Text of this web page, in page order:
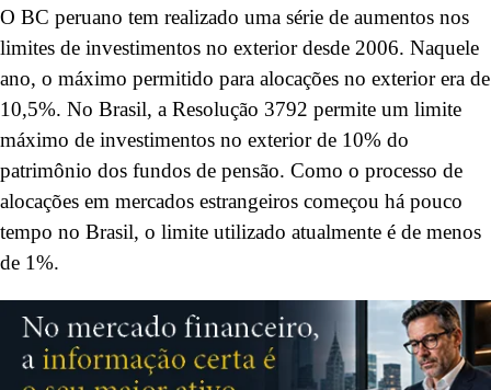
O BC peruano tem realizado uma série de aumentos nos
limites de investimentos no exterior desde 2006. Naquele
ano, o máximo permitido para alocações no exterior era de
10,5%. No Brasil, a Resolução 3792 permite um limite
máximo de investimentos no exterior de 10% do
patrimônio dos fundos de pensão. Como o processo de
alocações em mercados estrangeiros começou há pouco
tempo no Brasil, o limite utilizado atualmente é de menos
de 1%.